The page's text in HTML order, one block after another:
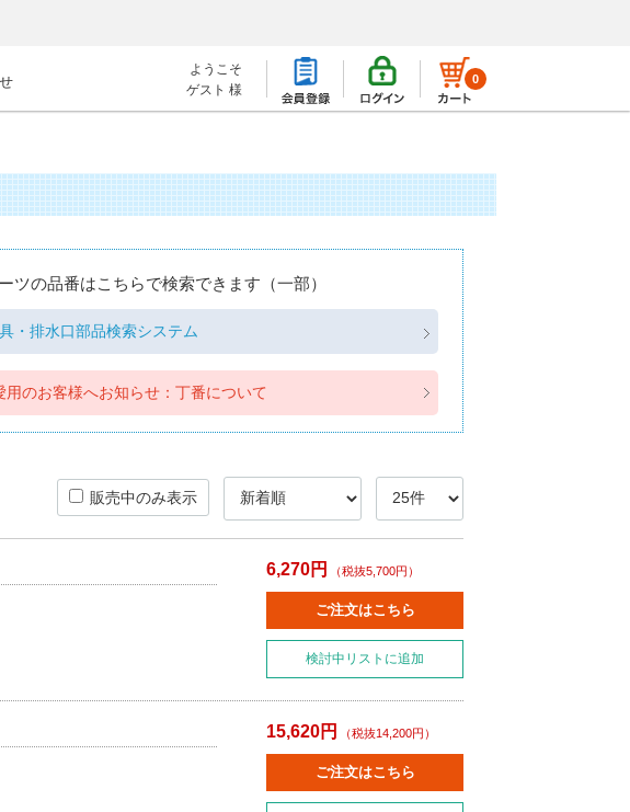
ようこそ
ゲスト 様
0
の品番はこちらで検索できます（一部）
・排水口部品検索システム
用のお客様へお知らせ：丁番について
販売中のみ表示
6,270円 （税抜5,700円）
ご注文はこちら
検討中リストに追加
15,620円 （税抜14,200円）
ご注文はこちら